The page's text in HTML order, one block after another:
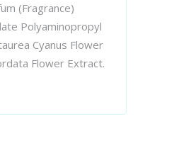
(Fragrance)
Polyaminopropyl
Cyanus Flower
Flower Extract.